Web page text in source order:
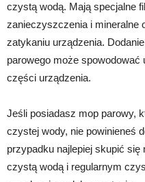
czystą wodą. Mają specjalne
zanieczyszczenia i mineralne
zatykaniu urządzenia.
parowego może spowodować
części urządzenia.
Jeśli posiadasz mop parowy,
czystej wody, nie powinieneś
przypadku najlepiej skupić
czystą wodą i regularnym